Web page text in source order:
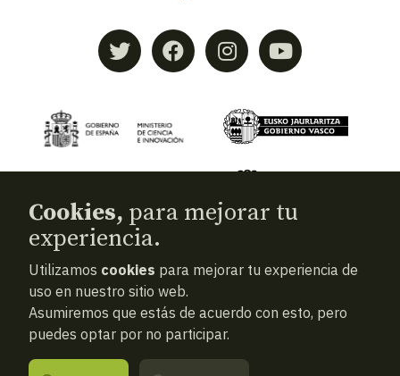
© 2026Aranzadi — Zientzia elkartea
Términos y condiciones
Política de privacidad
Cookies
Cookies, para mejorar tu
experiencia.
Utilizamos cookies para mejorar tu experiencia de
uso en nuestro sitio web.
Asumiremos que estás de acuerdo con esto, pero
puedes optar por no participar.